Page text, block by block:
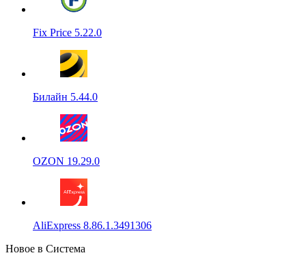
Fix Price 5.22.0
Билайн 5.44.0
OZON 19.29.0
AliExpress 8.86.1.3491306
Новое в Система